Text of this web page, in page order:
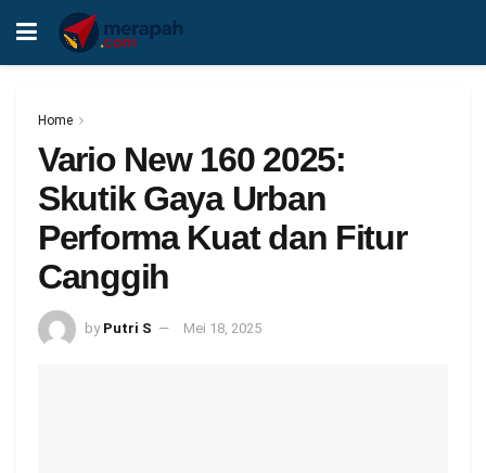
Home
Vario New 160 2025:
Skutik Gaya Urban
Performa Kuat dan Fitur
Canggih
by Putri S Mei 18, 2025